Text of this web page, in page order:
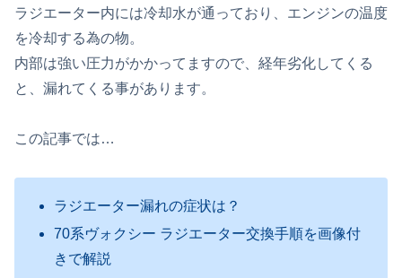
ラジエーター内には冷却水が通っており、エンジンの温度
を冷却する為の物。
内部は強い圧力がかかってますので、経年劣化してくる
と、漏れてくる事があります。
この記事では…
ラジエーター漏れの症状は？
70系ヴォクシー ラジエーター交換手順を画像付
きで解説